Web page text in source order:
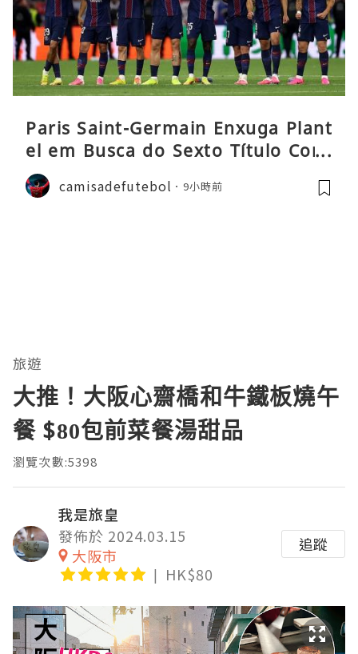
Paris Saint-Germain Enxuga Plant
el em Busca do Sexto Título Cons
ecutivo da Liga
camisadefutebol 9小時前
旅遊
大推！大阪心齋橋和牛鐵板燒午
餐 $80包前菜餐湯甜品
瀏覽次數:5398
我是旅皇
發佈於 2024.03.15
大阪市
HK$80
追蹤